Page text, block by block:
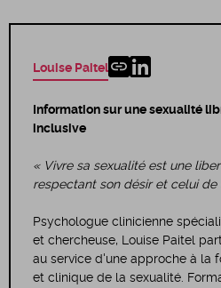
Louise Paitel
Information sur une sexualité
inclusive
« Vivre sa sexualité est une
respectant son désir et celui de
Psychologue clinicienne
et chercheuse, Louise Paitel
au service d'une approche à la
et clinique de la sexualité.